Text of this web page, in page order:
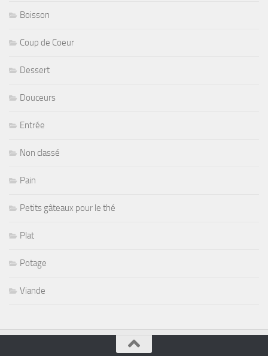
Boisson
Coup de Coeur
Dessert
Douceurs
Entrée
Non classé
Pain
Petits gâteaux pour le thé
Plat
Potage
Viande